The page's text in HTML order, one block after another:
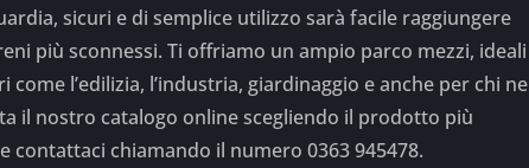
sicuri e di semplice utilizzo sarà facile raggiungere
più sconnessi. Ti offriamo un ampio parco mezzi, ideali
l’edilizia, l’industria, giardinaggio e anche per chi ne
il nostro catalogo online scegliendo il prodotto più
contattaci chiamando il numero 0363 945478.